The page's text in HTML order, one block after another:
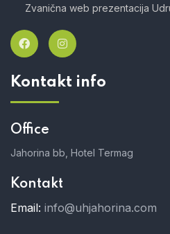
Zvanična web prezentacija
Kontakt info
Office
Jahorina bb, Hotel Termag
Kontakt
Email: info@uhjahorina.com